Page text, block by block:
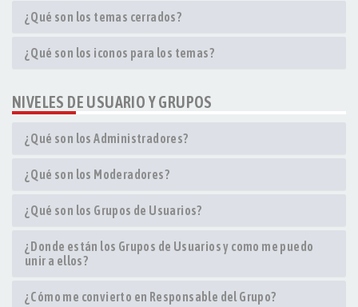
¿Qué son los temas cerrados?
¿Qué son los iconos para los temas?
NIVELES DE USUARIO Y GRUPOS
¿Qué son los Administradores?
¿Qué son los Moderadores?
¿Qué son los Grupos de Usuarios?
¿Donde están los Grupos de Usuarios y como me puedo
unir a ellos?
¿Cómo me convierto en Responsable del Grupo?